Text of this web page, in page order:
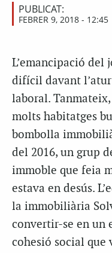
PUBLICAT:
FEBRER 9, 2018 - 12:45
L’emancipació del
difícil davant
laboral.
molts habitatges
bombolla
del 2016, un grup
immoble que feia
estava en desús.
la immobiliària
convertir-se en un
cohesió social que